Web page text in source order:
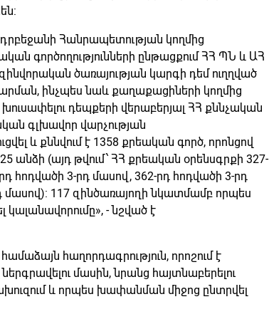
Հանրապետության կողմից
գործողությունների ընթացքում ՀՀ ՊՆ և ԱՀ
ծառայության կարգի դեմ ուղղված
ինչպես նաև քաղաքացիների կողմից
դեպքերի վերաբերյալ ՀՀ քննչական
գլխավոր վարչության
և քննվում է 1358 քրեական գործ, որոնցով
անձի (այդ թվում՝ ՀՀ քրեական օրենսգրքի 327-
հոդվածի 3-րդ մասով, 362-րդ հոդվածի 3-րդ
մասով): 117 զինծառայողի նկատմամբ որպես
- նշված է
հաղորդագրություն, որոշում է
մասին, նրանց հայտնաբերելու
և որպես խափանման միջոց ընտրվել